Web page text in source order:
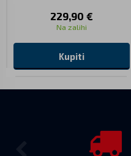
229,90 €
Na zalihi
Kupiti